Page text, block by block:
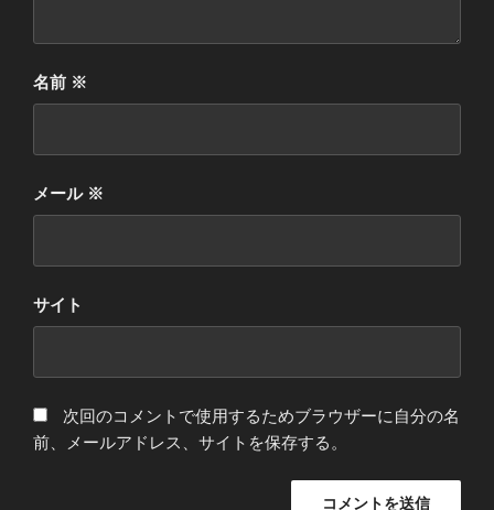
名前 ※
メール ※
サイト
次回のコメントで使用するためブラウザーに自分の名
前、メールアドレス、サイトを保存する。